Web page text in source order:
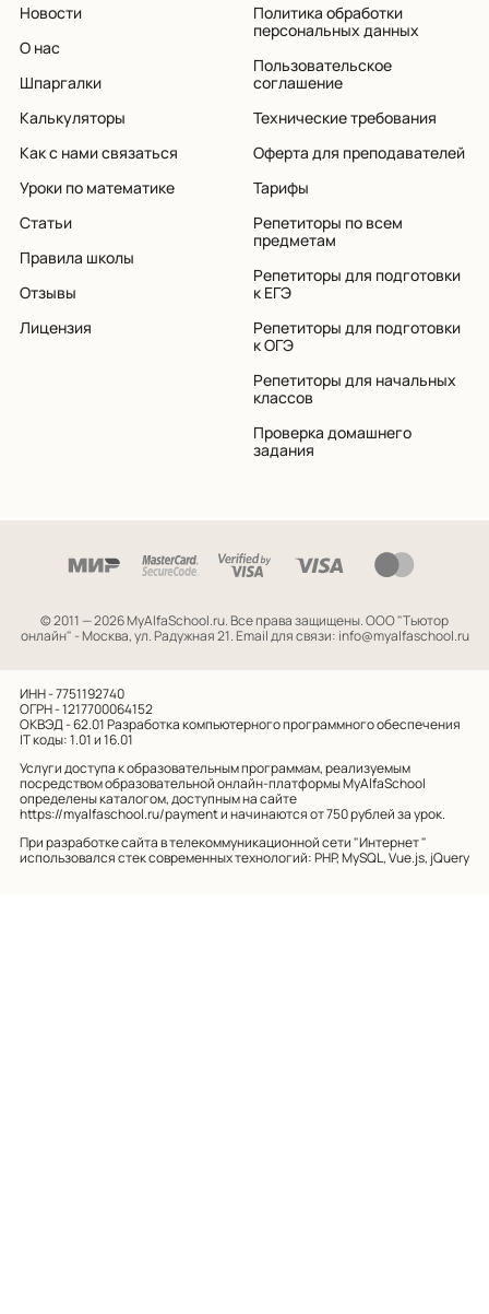
Новости
О нас
Шпаргалки
Калькуляторы
Как с нами связаться
Уроки по математике
Статьи
Правила школы
Отзывы
Лицензия
Политика обработки
персональных данных
Пользовательское
соглашение
Технические требования
Оферта для преподавателей
Тарифы
Репетиторы по всем
предметам
Репетиторы для подготовки
к ЕГЭ
Репетиторы для подготовки
к ОГЭ
Репетиторы для начальных
классов
Проверка домашнего
задания
© 2011 — 2026 MyAlfaSchool.ru. Все права защищены.ООО "Тьютор
онлайн" - Москва, ул. Радужная 21. Email для связи: info@myalfaschool.ru
ИНН - 7751192740
ОГРН - 1217700064152
ОКВЭД - 62.01Разработка компьютерного программного обеспечения
IT коды: 1.01 и 16.01
Услуги доступа к образовательным программам, реализуемым
посредством образовательной онлайн-платформы MyAlfaSchool
определены каталогом, доступным на сайте
https://myalfaschool.ru/paymentи начинаются от 750 рублей за урок.
При разработке сайта в телекоммуникационной сети "Интернет "
использовался стек современных технологий: PHP, MySQL, Vue.js, jQuery